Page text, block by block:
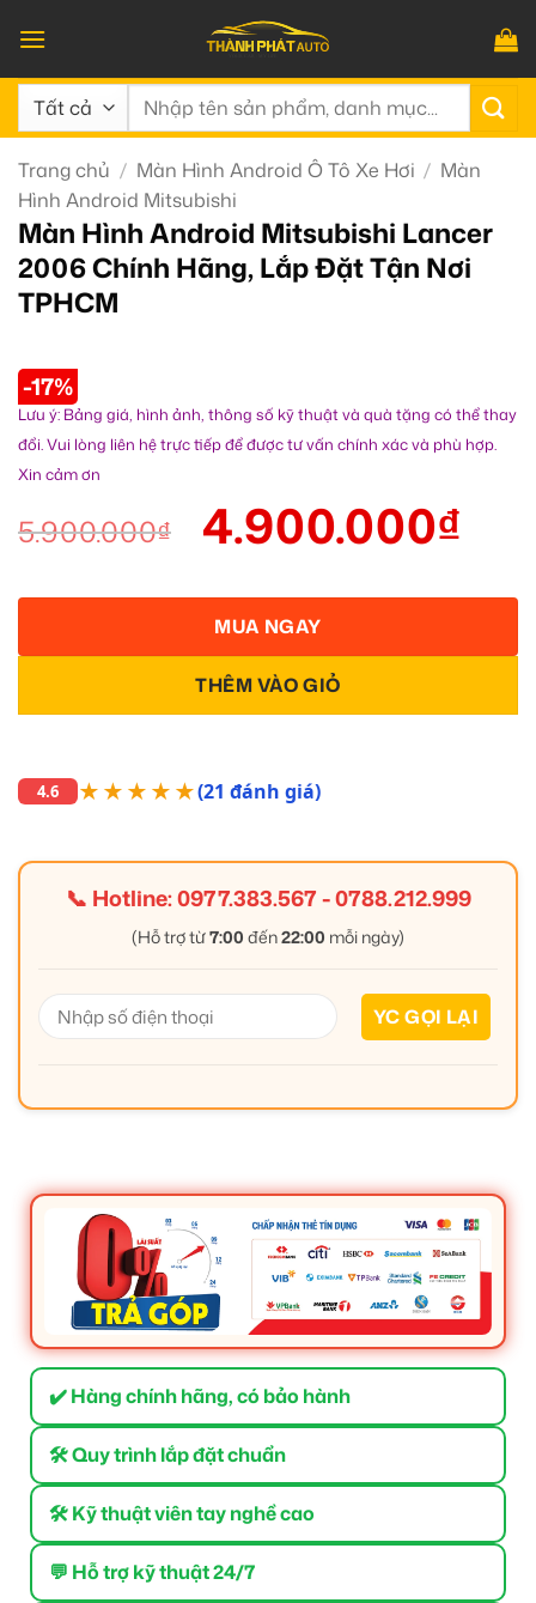
qua
nội
dung
Tìm
Trang chủ / Màn Hình Android Ô Tô Xe Hơi / Màn
Hình Android Mitsubishi
Màn Hình Android Mitsubishi Lancer
2006 Chính Hãng, Lắp Đặt Tận Nơi
TPHCM
-17%
Lưu ý: Bảng giá, hình ảnh, thông số kỹ thuật và quà tặng có thể thay
đổi. Vui lòng liên hệ trực tiếp để được tư vấn chính xác và phù hợp.
Xin cảm ơn
5.900.000₫ 4.900.000₫
THÊM VÀO GIỎ
MUA NGAY
4.6 ★★★★★(21 đánh giá)
📞 Hotline:0977.383.567-0788.212.999
(Hỗ trợ từ7:00 đến22:00 mỗi ngày)
✔️ Hàng chính hãng, có bảo hành
🛠 Quy trình lắp đặt chuẩn
🛠 Kỹ thuật viên tay nghề cao
💬 Hỗ trợ kỹ thuật 24/7